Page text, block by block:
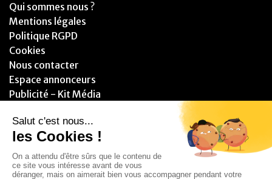
Qui sommes nous ?
Mentions légales
Politique RGPD
Cookies
Nous contacter
Espace annonceurs
Publicité - Kit Média
PARTENAIRES